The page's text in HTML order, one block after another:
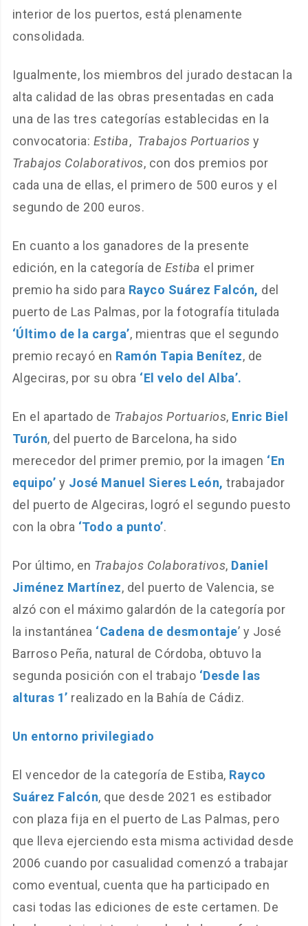
interior de los puertos, está plenamente
consolidada.
Igualmente, los miembros del jurado destacan la
alta calidad de las obras presentadas en cada
una de las tres categorías establecidas en la
convocatoria: Estiba, Trabajos Portuarios y
Trabajos Colaborativos, con dos premios por
cada una de ellas, el primero de 500 euros y el
segundo de 200 euros.
En cuanto a los ganadores de la presente
edición, en la categoría de Estiba el primer
premio ha sido para Rayco Suárez Falcón, del
puerto de Las Palmas, por la fotografía titulada
‘Último de la carga’, mientras que el segundo
premio recayó en Ramón Tapia Benítez, de
Algeciras, por su obra ‘El velo del Alba’.
En el apartado de Trabajos Portuarios, Enric Biel
Turón, del puerto de Barcelona, ha sido
merecedor del primer premio, por la imagen ‘En
equipo’ y José Manuel Sieres León,trabajador
del puerto de Algeciras, logró el segundo puesto
con la obra ‘Todo a punto’.
Por último, en Trabajos Colaborativos, Daniel
Jiménez Martínez, del puerto de Valencia, se
alzó con el máximo galardón de la categoría por
la instantánea ‘Cadena de desmontaje’ y José
Barroso Peña, natural de Córdoba, obtuvo la
segunda posición con el trabajo ‘Desde las
alturas 1’ realizado en la Bahía de Cádiz.
Un entorno privilegiado
El vencedor de la categoría de Estiba, Rayco
Suárez Falcón, que desde 2021 es estibador
con plaza fija en el puerto de Las Palmas, pero
que lleva ejerciendo esta misma actividad desde
2006 cuando por casualidad comenzó a trabajar
como eventual, cuenta que ha participado en
casi todas las ediciones de este certamen. De